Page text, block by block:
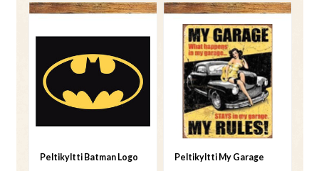
Peltikyltti Batman Logo Peltikyltti My Garage